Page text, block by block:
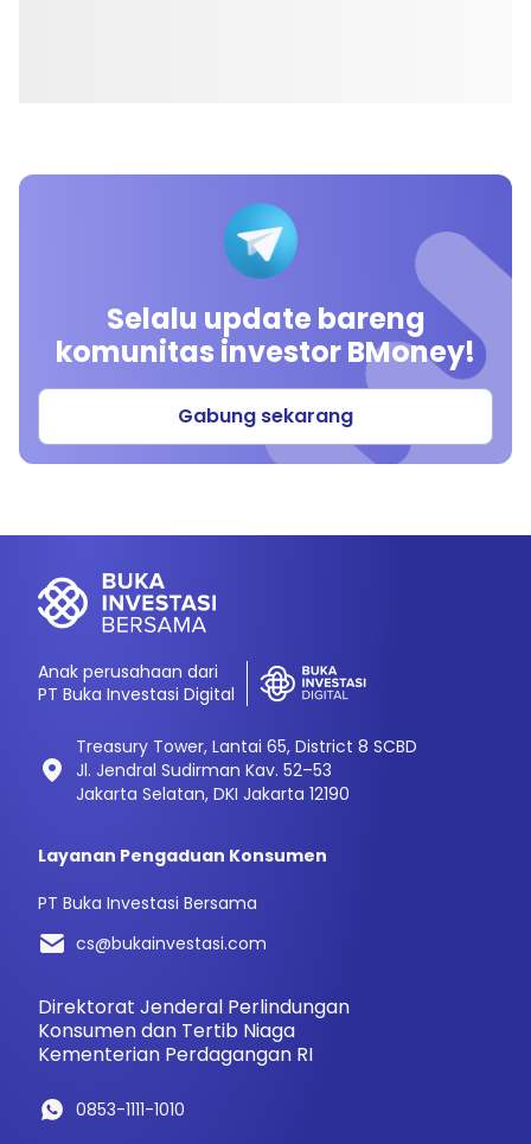
Selalu update bareng
komunitas investor BMoney!
Gabung sekarang
Anak perusahaan dari
PT Buka Investasi Digital
Treasury Tower, Lantai 65, District 8 SCBD
Jl. Jendral Sudirman Kav. 52–53
Jakarta Selatan, DKI Jakarta 12190
Layanan Pengaduan Konsumen
PT Buka Investasi Bersama
cs@bukainvestasi.com
Direktorat Jenderal Perlindungan
Konsumen dan Tertib Niaga
Kementerian Perdagangan RI
0853-1111-1010